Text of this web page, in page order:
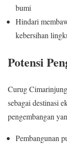
bumi
Hindari
kebersihan
Potensi
Curug
sebagai destinasi
pengembangan
Pembangunan